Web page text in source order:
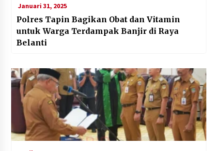
Januari 31, 2025
Polres Tapin Bagikan Obat dan Vitamin
untuk Warga Terdampak Banjir di Raya
Belanti